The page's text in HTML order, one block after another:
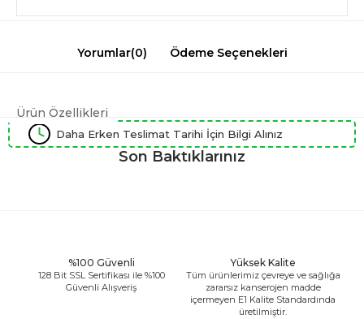
Yorumlar(0) Ödeme Seçenekleri
Ürün Özellikleri
Daha Erken Teslimat Tarihi İçin Bilgi Alınız
Son Baktıklarınız
%100 Güvenli
128 Bit SSL Sertifikası ile %100
Güvenli Alışveriş
Yüksek Kalite
Tüm ürünlerimiz çevreye ve sağlığa
zararsız kanserojen madde
içermeyen E1 Kalite Standardında
üretilmiştir.